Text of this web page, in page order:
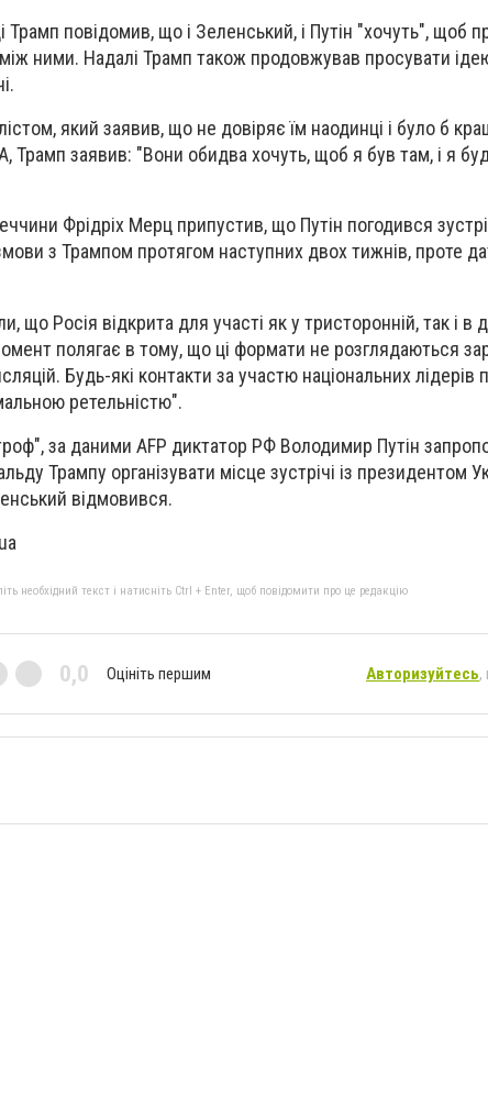
Трамп повідомив, що і Зеленський, і Путін "хочуть", щоб
між ними. Надалі Трамп також продовжував просувати
який заявив, що не довіряє їм наодинці і було б
Трамп заявив: "Вони обидва хочуть, щоб я був там, і я
Фрідріх Мерц припустив, що Путін погодився
з Трампом протягом наступних двох тижнів, проте
що Росія відкрита для участі як у тристоронній, так і в
полягає в тому, що ці формати не розглядаються
Будь-які контакти за участю національних лідерів
ретельністю".
за даними AFP диктатор РФ Володимир Путін
Трампу організувати місце зустрічі із президентом
відмовився.
необхідний текст і натисніть Ctrl + Enter, щоб повідомити про це редакцію
0,0 Оцініть першим Авторизуйтесь,